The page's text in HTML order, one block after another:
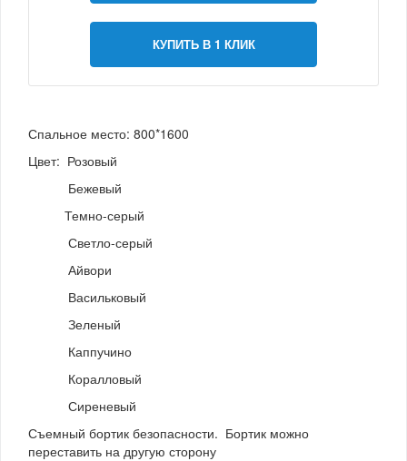
КУПИТЬ В 1 КЛИК
Спальное место: 800*1600
Цвет: Розовый
Бежевый
Темно-серый
Светло-серый
Айвори
Васильковый
Зеленый
Каппучино
Коралловый
Сиреневый
Съемный бортик безопасности. Бортик можно
переставить на другую сторону